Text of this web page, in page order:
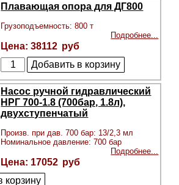
Плавающая опора для ДГ800
Грузоподъемность: 800 т
Подробнее...
38112
Насос ручной гидравлический
НРГ 700-1.8 (700бар, 1.8л),
двухступенчатый
Произв. при дав. 700 бар: 13/2,3 мл
Номинальное давление: 700 бар
Подробнее...
17052